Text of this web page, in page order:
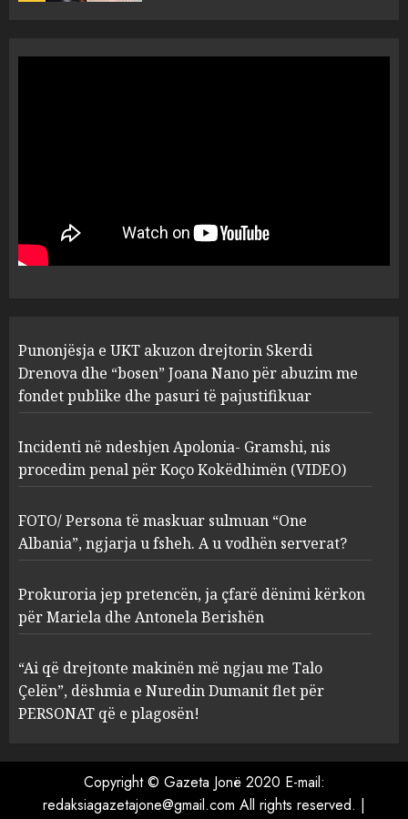
2
procedim penal për Koço
Kokëdhimën (VIDEO)
MARCH 27, 2025
3
sulmuan “One Albania”,
ngjarja u fsheh. A u vodhën
serverat?
MARCH 25, 2025
4
Prokuroria jep pretencën, ja
çfarë dënimi kërkon për
Mariela dhe Antonela
Berishën
MARCH 25, 2025
5
“Ai që drejtonte makinën më
ngjau me Talo Çelën”,
flet për PERSONAT që e
plagosën!
MARCH 25, 2025
Punonjësja e UKT akuzon drejtorin Skerdi
Drenova dhe “bosen” Joana Nano për abuzim me
fondet publike dhe pasuri të pajustifikuar
Incidenti në ndeshjen Apolonia- Gramshi, nis
procedim penal për Koço Kokëdhimën (VIDEO)
FOTO/ Persona të maskuar sulmuan “One
Albania”, ngjarja u fsheh. A u vodhën serverat?
Prokuroria jep pretencën, ja çfarë dënimi kërkon
për Mariela dhe Antonela Berishën
“Ai që drejtonte makinën më ngjau me Talo
Çelën”, dëshmia e Nuredin Dumanit flet për
PERSONAT që e plagosën!
Copyright © Gazeta Jonë 2020 E-mail:
redaksiagazetajone@gmail.com All rights reserved. |